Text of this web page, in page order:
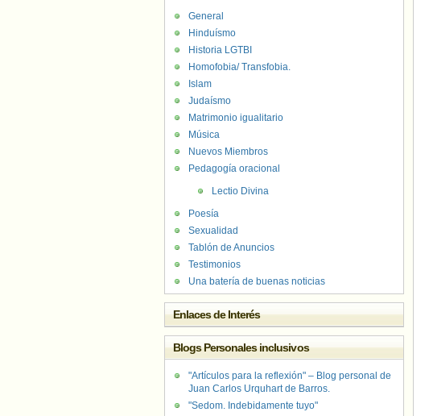
General
Hinduísmo
Historia LGTBI
Homofobia/ Transfobia.
Islam
Judaísmo
Matrimonio igualitario
Música
Nuevos Miembros
Pedagogía oracional
Lectio Divina
Poesía
Sexualidad
Tablón de Anuncios
Testimonios
Una batería de buenas noticias
Enlaces de Interés
Blogs Personales inclusivos
"Artículos para la reflexión" – Blog personal de
Juan Carlos Urquhart de Barros.
"Sedom. Indebidamente tuyo"